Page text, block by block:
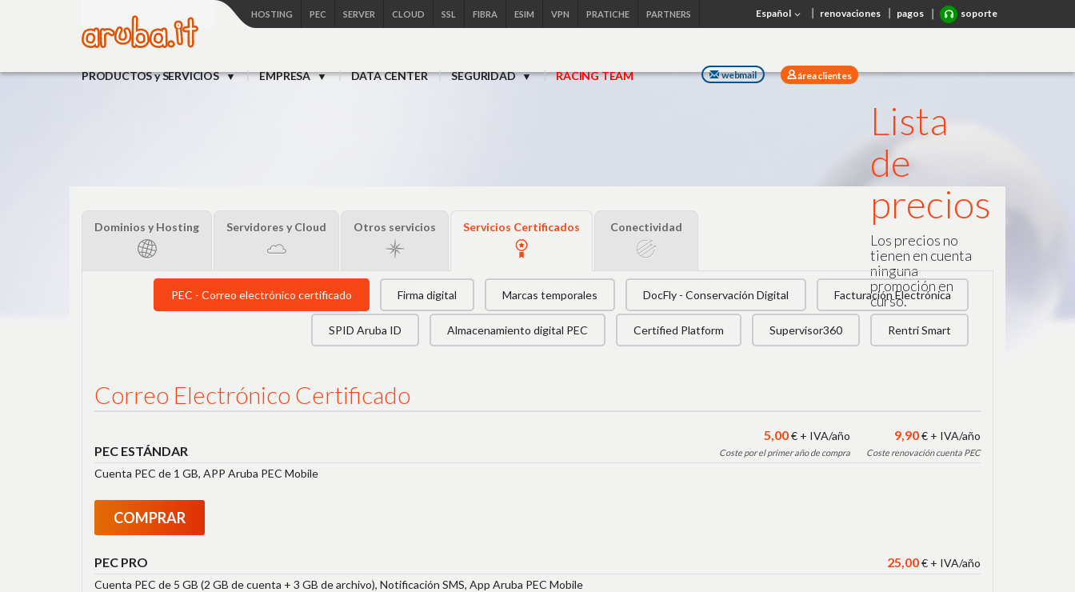
HOSTING PEC SERVER CLOUD SSL FIBRA ESIM VPN PRATICHE PARTNERS Español renovaciones pagos soporte
PRODUCTOS y SERVICIOS EMPRESA DATA CENTER SEGURIDAD RACING TEAM webmail área clientes
Lista
de
precios
Los precios no
tienen en cuenta
ninguna
promoción en
curso.
Dominios y Hosting Servidores y Cloud Otros servicios Servicios Certificados Conectividad
PEC - Correo electrónico certificado Firma digital Marcas temporales DocFly - Conservación Digital Facturación Electrónica
SPID Aruba ID Almacenamiento digital PEC Certified Platform Supervisor360 Rentri Smart
Correo Electrónico Certificado
PEC ESTÁNDAR
9,90€ + IVA/año
Coste renovación cuenta PEC
5,00€ + IVA/año
Coste por el primer año de compra
Cuenta PEC de 1 GB, APP Aruba PEC Mobile
COMPRAR
PEC PRO 25,00€ + IVA/año
Cuenta PEC de 5 GB (2 GB de cuenta + 3 GB de archivo), Notificación SMS, App Aruba PEC Mobile